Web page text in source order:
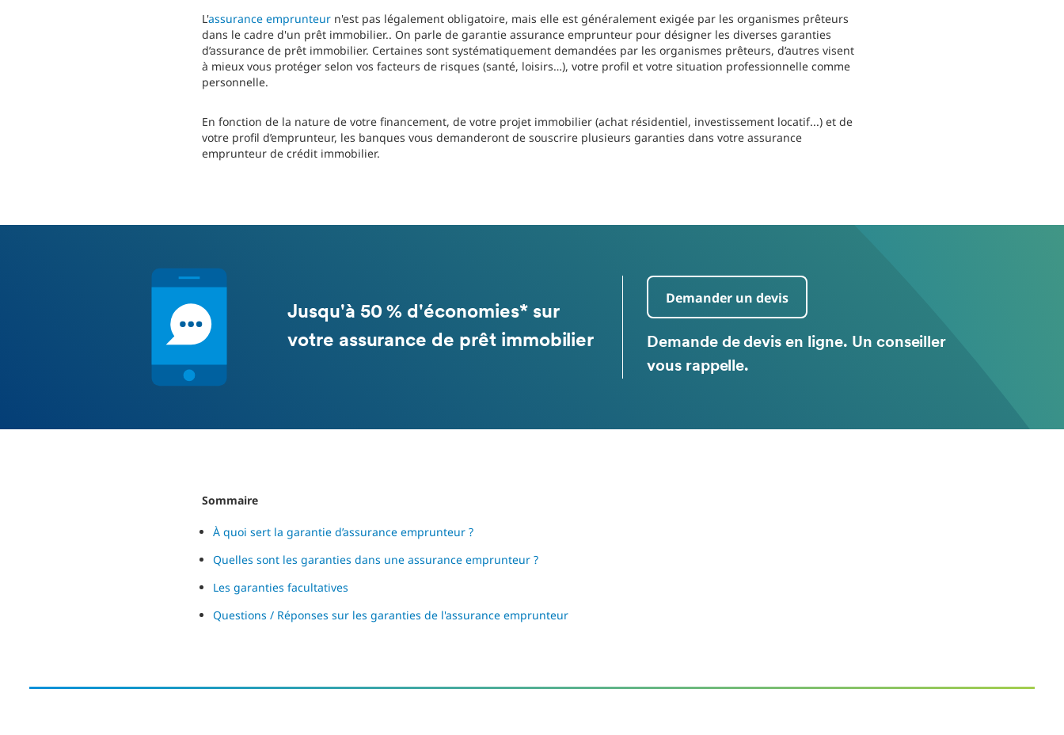
L'assurance emprunteurn'est pas légalement obligatoire, mais elle est généralement exigée par les organismes prêteurs
dans le cadre d'un prêt immobilier.. On parle de garantie assurance emprunteur pour désigner les diverses garanties
d’assurance de prêt immobilier. Certaines sont systématiquement demandées par les organismes prêteurs, d’autres visent
à mieux vous protéger selon vos facteurs de risques (santé, loisirs…), votre profil et votre situation professionnelle comme
personnelle.
En fonction de la nature de votre financement, de votre projet immobilier (achat résidentiel, investissement locatif...) et de
votre profil d’emprunteur, les banques vous demanderont de souscrire plusieurs garanties dans votre assurance
emprunteur de crédit immobilier.
Jusqu'à 50 % d'économies* sur
votre assurance de prêt immobilier
Demander un devis
Demande de devis en ligne. Un conseiller
vous rappelle.
Sommaire
À quoi sert la garantie d’assurance emprunteur ?
Quelles sont les garanties dans une assurance emprunteur ?
Les garanties facultatives
Questions / Réponses sur les garanties de l'assurance emprunteur